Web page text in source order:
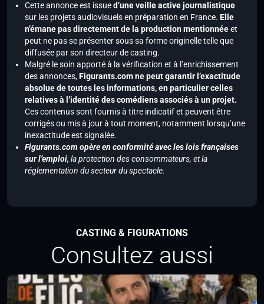
Cette annonce est issued’une veille active journalistique
sur les projets audiovisuels en préparation en France. Elle
n’émane pas directement de la production mentionnéeet
peut ne pas se présenter sous sa forme originelle telle que
diffusée par son directeur de casting.
Malgré le soin apporté à la vérification et à l’enrichissement
des annonces,Figurants.com ne peut garantir l’exactitude
absolue de toutes les informations, en particulier celles
relatives à l’identité des comédiens associés à un projet.
Ces contenus sont fournis à titre indicatif et peuvent être
corrigés ou mis à jour à tout moment, notamment lorsqu’une
inexactitude est signalée.
Figurants.com opère en conformité avec les lois françaises
sur l’emploi, la protection des consommateurs, et la
réglementation du secteur du spectacle.
CASTING & FIGURATIONS
Consultez aussi